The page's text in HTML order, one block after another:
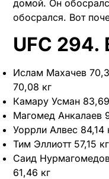
домой. Он
обосрался. Вот
UFC 294.
Ислам Махачев
70,08 кг
Камару Усман
Магомед Анкалаев
Уоррли Алвес 84,14
Тим Эллиотт 57,15
Саид
61,46 кг